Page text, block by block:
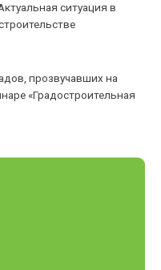
ситуация в
прозвучавших на
«Градостроительная